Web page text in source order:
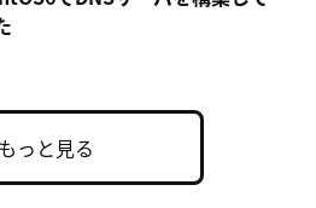
もっと見る